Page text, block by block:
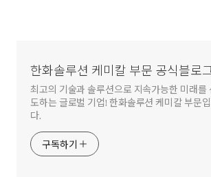
한화솔루션 케미칼 부문 공식블로
최고의 기술과 솔루션으로 지속가능한 미래를
도하는 글로벌 기업! 한화솔루션 케미칼 부문입
다.
구독하기